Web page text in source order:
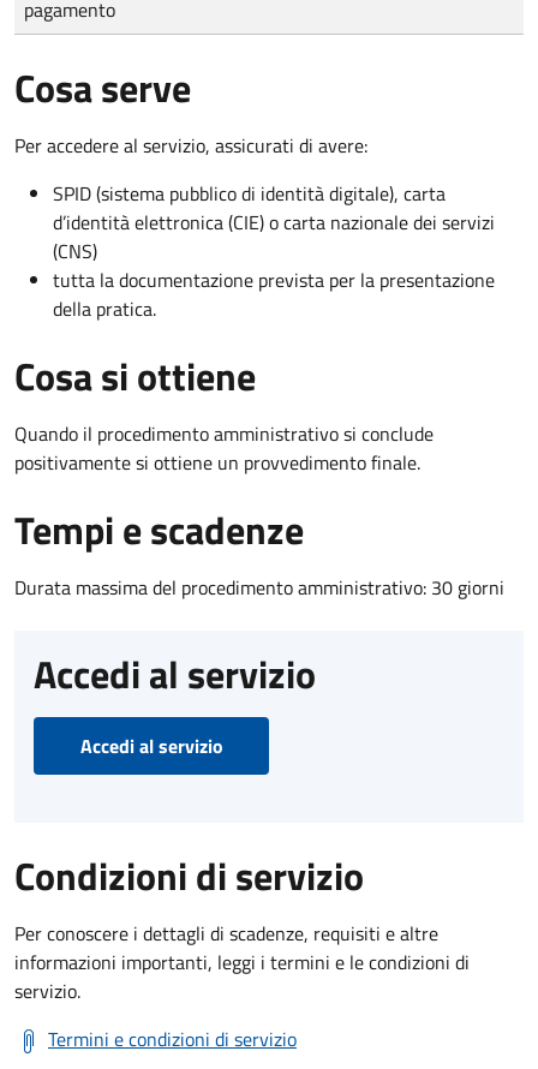
pagamento
Cosa serve
Per accedere al servizio, assicurati di avere:
SPID (sistema pubblico di identità digitale), carta
d’identità elettronica (CIE) o carta nazionale dei servizi
(CNS)
tutta la documentazione prevista per la presentazione
della pratica.
Cosa si ottiene
Quando il procedimento amministrativo si conclude
positivamente si ottiene un provvedimento finale.
Tempi e scadenze
Durata massima del procedimento amministrativo: 30 giorni
Accedi al servizio
Accedi al servizio
Condizioni di servizio
Per conoscere i dettagli di scadenze, requisiti e altre
informazioni importanti, leggi i termini e le condizioni di
servizio.
Termini e condizioni di servizio